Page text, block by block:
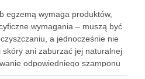
egzemą wymaga produktów,
wymagania – muszą być
a jednocześnie nie
ani zaburzać jej naturalnej
odpowiedniego szamponu
długim i frustrującym, bo